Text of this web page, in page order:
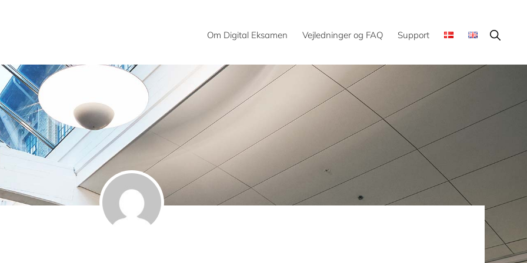
Om Digital Eksamen Vejledninger og FAQ Support Show
Search